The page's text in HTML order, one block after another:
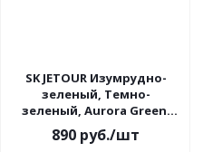
SK JETOUR Изумрудно-
зеленый, Темно-
зеленый, Aurora Green.
Аэрозольный баллон.
890 руб./шт